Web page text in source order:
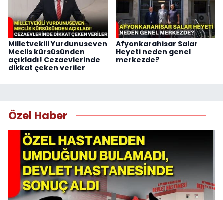
Milletvekili Yurdunuseven
Meclis kürsüsünden
açıkladı! Cezaevlerinde
dikkat çeken veriler
Afyonkarahisar Salar
Heyeti neden genel
merkezde?
Özel Haber